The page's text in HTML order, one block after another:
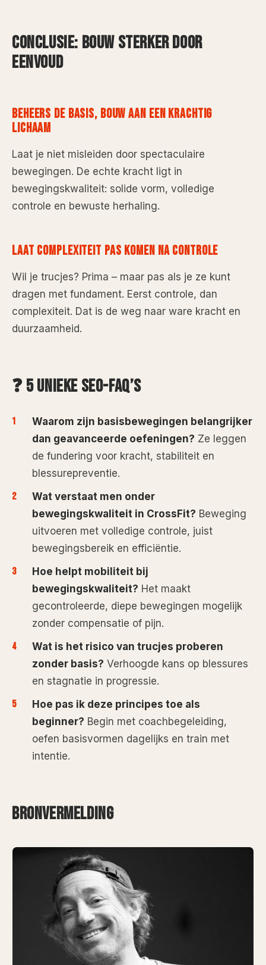
CONCLUSIE: BOUW STERKER DOOR
EENVOUD
BEHEERS DE BASIS, BOUW AAN EEN KRACHTIG
LICHAAM
Laat je niet misleiden door spectaculaire
bewegingen. De echte kracht ligt in
bewegingskwaliteit: solide vorm, volledige
controle en bewuste herhaling.
LAAT COMPLEXITEIT PAS KOMEN NA CONTROLE
Wil je trucjes? Prima – maar pas als je ze kunt
dragen met fundament. Eerst controle, dan
complexiteit. Dat is de weg naar ware kracht en
duurzaamheid.
❓ 5 UNIEKE SEO-FAQ’S
Waarom zijn basisbewegingen belangrijker
dan geavanceerde oefeningen? Ze leggen
de fundering voor kracht, stabiliteit en
blessurepreventie.
Wat verstaat men onder
bewegingskwaliteit in CrossFit? Beweging
uitvoeren met volledige controle, juist
bewegingsbereik en efficiëntie.
Hoe helpt mobiliteit bij
bewegingskwaliteit? Het maakt
gecontroleerde, diepe bewegingen mogelijk
zonder compensatie of pijn.
Wat is het risico van trucjes proberen
zonder basis? Verhoogde kans op blessures
en stagnatie in progressie.
Hoe pas ik deze principes toe als
beginner? Begin met coachbegeleiding,
oefen basisvormen dagelijks en train met
intentie.
BRONVERMELDING